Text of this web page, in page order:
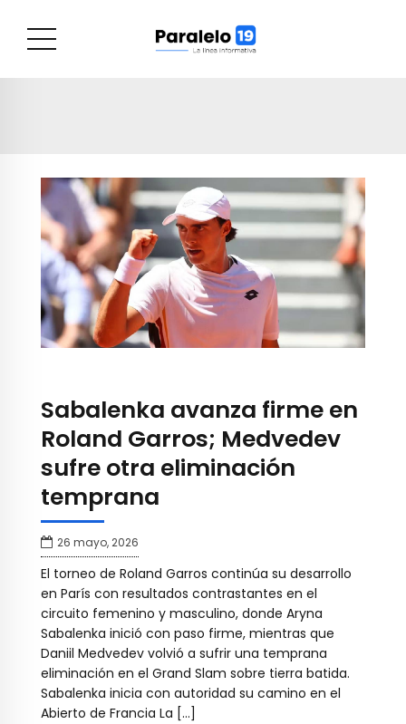
Sabalenka avanza firme en
Roland Garros; Medvedev
sufre otra eliminación
temprana
26 mayo, 2026
El torneo de Roland Garros continúa su desarrollo
en París con resultados contrastantes en el
circuito femenino y masculino, donde Aryna
Sabalenka inició con paso firme, mientras que
Daniil Medvedev volvió a sufrir una temprana
eliminación en el Grand Slam sobre tierra batida.
Sabalenka inicia con autoridad su camino en el
Abierto de Francia La […]